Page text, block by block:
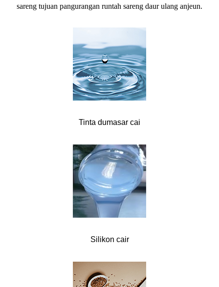
sareng tujuan pangurangan runtah sareng daur ulang anjeun.
Tinta dumasar cai
Silikon cair